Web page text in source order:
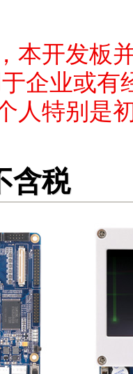
本开发板
企业或有
人特别是
含税